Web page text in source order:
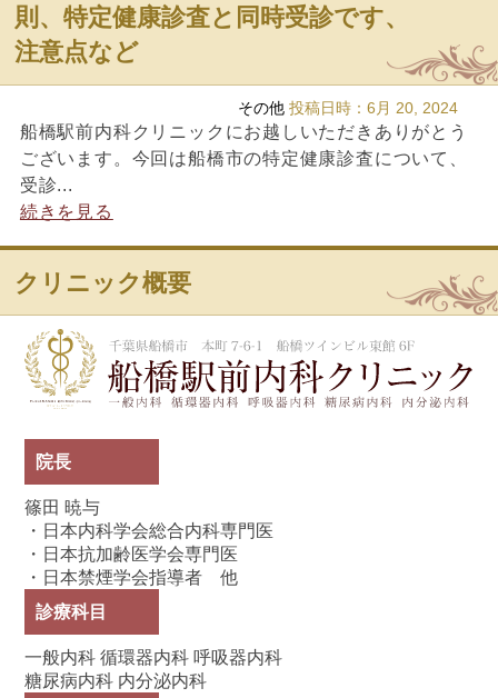
則、特定健康診査と同時受診です、
注意点など
その他 投稿日時：6月 20, 2024
船橋駅前内科クリニックにお越しいただきありがとう
ございます。今回は船橋市の特定健康診査について、
受診...
続きを見る
クリニック概要
院長
篠田 暁与
・日本内科学会総合内科専門医
・日本抗加齢医学会専門医
・日本禁煙学会指導者 他
診療科目
一般内科 循環器内科 呼吸器内科
糖尿病内科 内分泌内科